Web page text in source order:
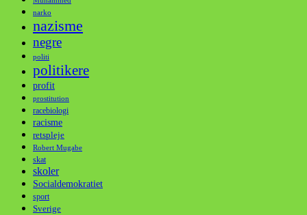
narko
nazisme
negre
politi
politikere
profit
prostitution
racebiologi
racisme
retspleje
Robert Mugabe
skat
skoler
Socialdemokratiet
sport
Sverige